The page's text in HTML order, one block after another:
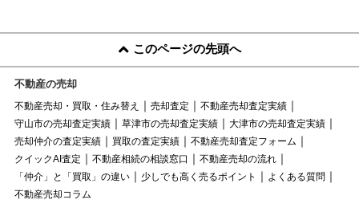
このページの先頭へ
不動産の売却
不動産売却・買取・住み替え 売却査定
不動産売却査定実績
守山市の売却査定実績
草津市の売却査定実績
大津市の売却査定実績
売却仲介の査定実績
買取の査定実績
不動産売却査定フォーム
クイックAI査定
不動産相続の相談窓口
不動産売却の流れ
「仲介」と「買取」の違い
少しでも高く売るポイント
よくある質問
不動産売却コラム